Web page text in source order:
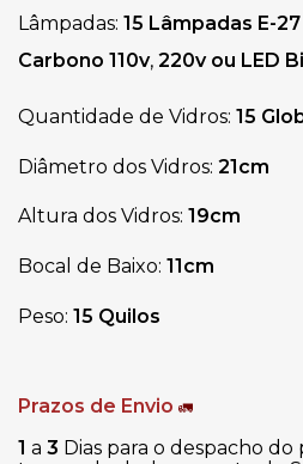
Lâmpadas: 15 Lâmpadas E-27
Carbono 110v, 220v ou LED
Quantidade de Vidros: 15
Diâmetro dos Vidros: 21cm
Altura dos Vidros: 19cm
Bocal de Baixo: 11cm
Peso: 15 Quilos
Prazos de Envio 🚛
1 a 3 Dias para o despacho